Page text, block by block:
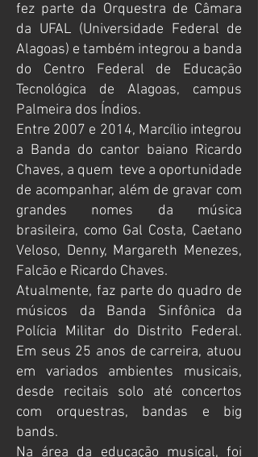
fez parte da Orquestra de Câmara
da UFAL (Universidade Federal de
Alagoas) e também integrou a banda
do Centro Federal de Educação
Tecnológica de Alagoas, campus
Palmeira dos Índios.
Entre 2007 e 2014, Marcílio integrou
a Banda do cantor baiano Ricardo
Chaves, a quem teve a oportunidade
de acompanhar, além de gravar com
grandes nomes da música
brasileira, como Gal Costa, Caetano
Veloso, Denny, Margareth Menezes,
Falcão e Ricardo Chaves.
Atualmente, faz parte do quadro de
músicos da Banda Sinfônica da
Polícia Militar do Distrito Federal.
Em seus 25 anos de carreira, atuou
em variados ambientes musicais,
desde recitais solo até concertos
com orquestras, bandas e big
bands.
Na área da educação musical, foi